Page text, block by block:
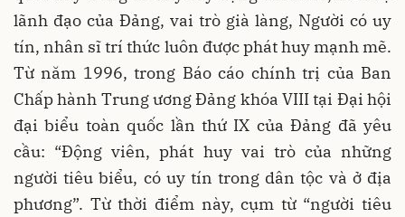
lãnh đạo của Đảng, vai trò già làng, Người có uy
tín, nhân sĩ trí thức luôn được phát huy mạnh mẽ.
Từ năm 1996, trong Báo cáo chính trị của Ban
Chấp hành Trung ương Đảng khóa VIII tại Đại hội
đại biểu toàn quốc lần thứ IX của Đảng đã yêu
cầu: “Động viên, phát huy vai trò của những
người tiêu biểu, có uy tín trong dân tộc và ở địa
phương”. Từ thời điểm này, cụm từ “người tiêu